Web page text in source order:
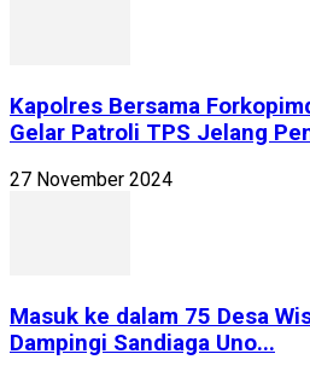
Kapolres Bersama
Gelar Patroli TPS Jelang
27 November 2024
Masuk ke dalam 75 Desa
Dampingi Sandiaga Uno...